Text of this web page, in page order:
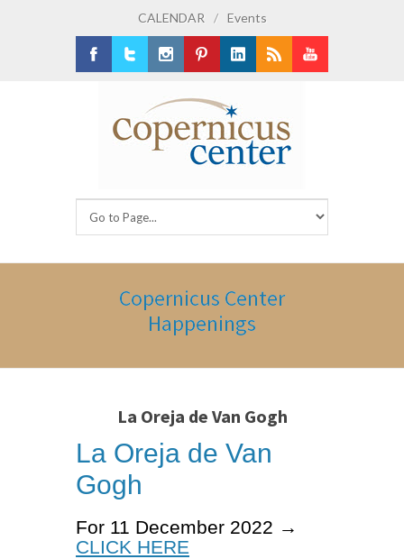
CALENDAR / Events
Copernicus Center
Happenings
La Oreja de Van Gogh
La Oreja de Van
Gogh
For 11 December 2022 →
CLICK HERE